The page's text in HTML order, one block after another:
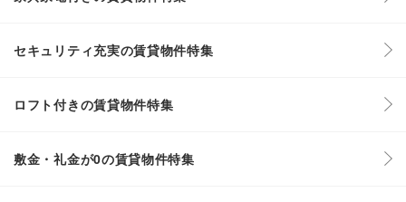
セキュリティ充実の賃貸物件特集
ロフト付きの賃貸物件特集
敷金・礼金が0の賃貸物件特集